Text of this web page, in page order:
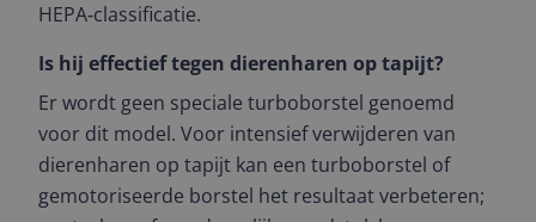
HEPA‑classificatie.
Is hij effectief tegen dierenharen op tapijt?
Er wordt geen speciale turboborstel genoemd
voor dit model. Voor intensief verwijderen van
dierenharen op tapijt kan een turboborstel of
gemotoriseerde borstel het resultaat verbeteren;